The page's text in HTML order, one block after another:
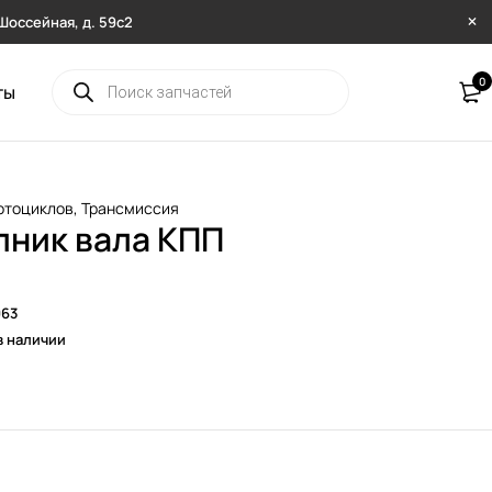
д. 59с2
0
,Трансмиссия
вала КПП
наличии